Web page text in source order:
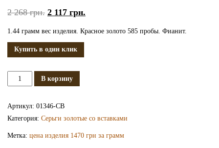
2 268грн. 2 117 грн.
1.44 грамм вес изделия. Красное золото 585 пробы. Фианит.
Купить в один клик
КоличествоВ корзину
Артикул: 01346-СВ
Категория: Серьги золотые со вставками
Метка: цена изделия 1470 грн за грамм